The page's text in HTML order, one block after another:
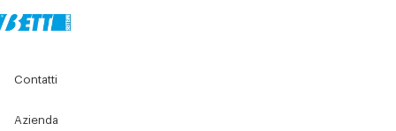
Contatti
Azienda
Lean products - Componenti per rulliere